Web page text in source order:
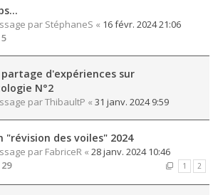
par StéphaneS « 16 févr. 2024 21:06
5
partage d'expériences sur
N°2
parThibaultP « 31 janv. 2024 9:59
"révision des voiles" 2024
par FabriceR « 28 janv. 2024 10:46
29 1 2